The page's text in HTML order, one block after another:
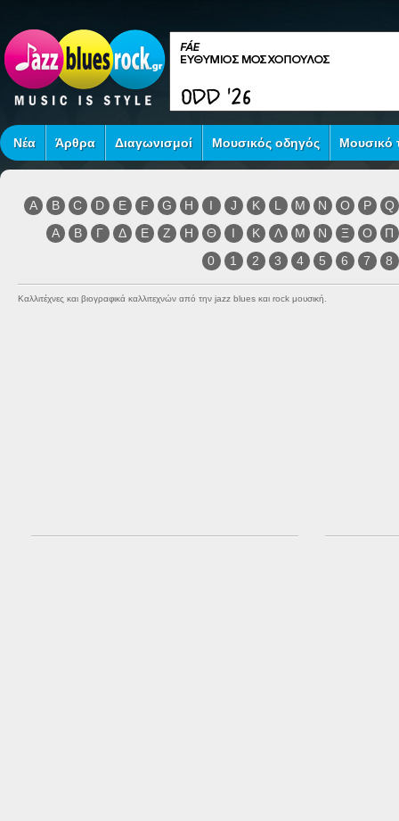
Νέα Άρθρα Διαγωνισμοί Μουσικός οδηγός Μουσικό
A B C D E F G H I J K L M N O P
Q
Α
Β Γ Δ Ε Ζ Η Θ Ι Κ Λ Μ Ν Ξ Ο
Π
0
1 2 3 4 5 6 7 8
Καλλιτέχνες και βιογραφικά καλλιτεχνών από την jazz blues και rock μουσική.